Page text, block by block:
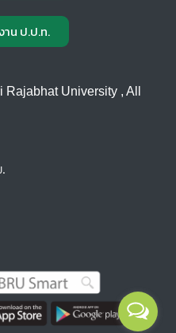
าน ป.ป.ท.
University , All